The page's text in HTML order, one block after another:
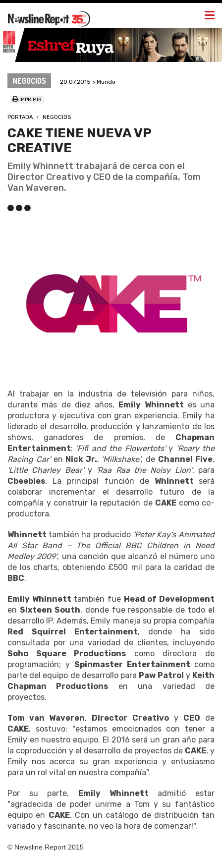
NEGOCIOS 20.07.2015 > Mundo
IMPRIMIR
PORTADA NEGOCIOS
CAKE TIENE NUEVA VP
CREATIVE
Emily Whinnett trabajará de cerca con el
Director Creativo y CEO de la compañía, Tom
Van Waveren.
Al trabajar en la industria de televisión para niños,
durante más de diez años, Emily Whinnett es una
productora y ejecutiva con gran experiencia. Emily ha
liderado el desarrollo, producción y lanzamiento de los
shows, ganadores de premios, de Chapman
Entertainment: 'Fifi and the Flowertots'y 'Roary the
Racing Car'en Nick Jr., 'Milkshake', de Channel Five,
'Little Charley Bear'y 'Raa Raa the Noisy Lion', para
Cbeebies. La principal función de Whinnett será
colaborar incrementar el desarrollo futuro de la
compañía y construir la reputación de CAKE como co-
productora.
Whinnett también ha producido 'Peter Kay’s Animated
All Star Band – The Official BBC Children in Need
Medley 2009', una canción que alcanzó el número uno
de los charts, obteniendo £500 mil para la caridad de
BBC.
Emily Whinnett también fue Head of Development
en Sixteen South, donde fue responsable de todo el
desarrollo IP. Además, Emily maneja su propia compañía
Red Squirrel Entertainment, donde ha sido
consultada por una variedad de clientes, incluyendo
Soho Square Productions como directora de
programación; y Spinmaster Entertainment como
parte del equipo de desarrollo para Paw Patrol y Keith
Chapman Productions en una variedad de
proyectos.
Tom van Waveren, Director Creativoy CEO de
CAKE, sostuvo: "estamos emocionados con tener a
Emily en nuestro equipo. El 2016 será un gran año para
la coproducción y el desarrollo de proyectos de CAKE, y
Emily nos acerca su gran experiencia y entusiasmo
para un rol vital en nuestra compañía".
Por su parte, Emily Whinnett admitió estar
"agradecida de poder unirme a Tom y su fantástico
equipo en CAKE. Con un catálogo de distribución tan
variado y fascinante, no veo la hora de comenzar!".
© Newsline Report 2015